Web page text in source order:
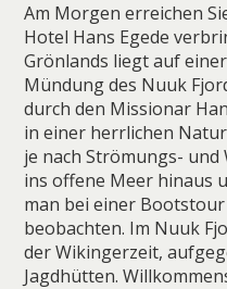
Am Morgen erreichen
Hotel Hans Egede
Grönlands liegt auf
Mündung des Nuuk
durch den Missionar
in einer herrlichen
je nach Strömungs-
ins offene Meer hinaus
man bei einer
beobachten. Im Nuuk
der Wikingerzeit,
Jagdhütten.